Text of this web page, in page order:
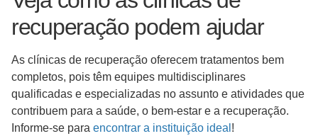
recuperação podem ajudar
As clínicas de recuperação oferecem tratamentos bem
completos, pois têm equipes multidisciplinares
qualificadas e especializadas no assunto e atividades que
contribuem para a saúde, o bem-estar e a recuperação.
Informe-se para encontrar a instituição ideal !